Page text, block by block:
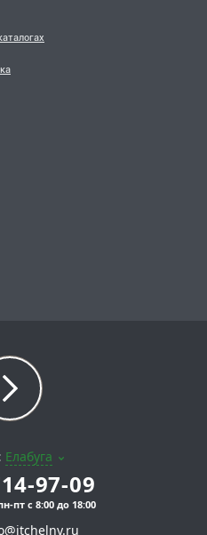
Елабуга
97-09
пт с 8:00 до 18:00